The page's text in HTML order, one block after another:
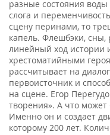
разные состояния воды
слога и
сцену перинами, то
капель. Флешбэки,
линейный ход истории
хрестоматийными
рассчитывает на
первоисточник и
на сцене. Егор
творения». А что
Именно он и создает
которому 200 лет.